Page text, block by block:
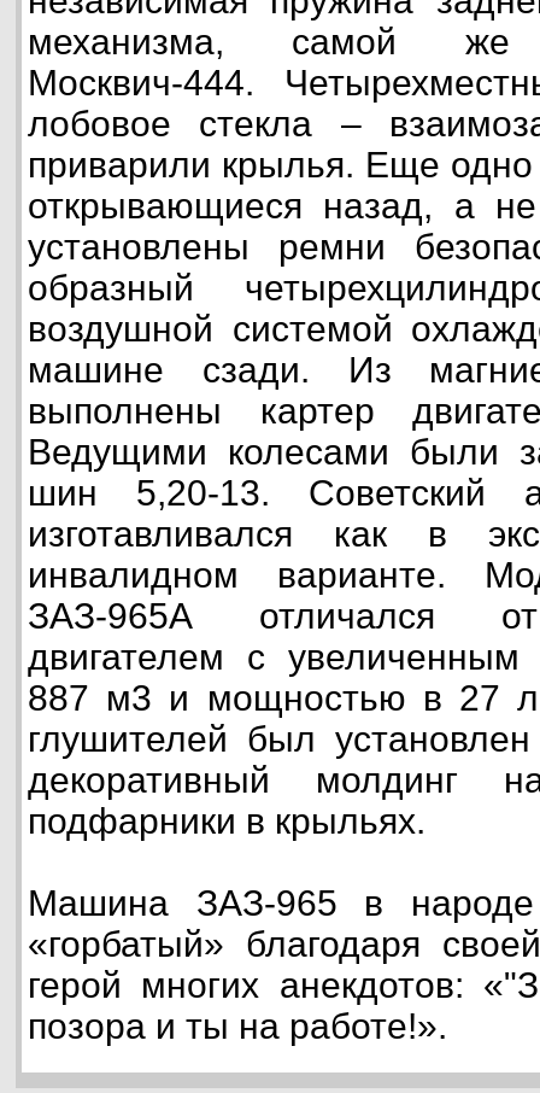
механизма, самой же
Москвич-444.
лобовое стекла –
приварили крылья. Еще
открывающиеся назад, а
установлены ремни
образный
воздушной системой
машине сзади. Из
выполнены картер
Ведущими колесами были
шин 5,20-13. Советский
изготавливался как в
инвалидном варианте.
ЗАЗ-965А отличался от
двигателем с
887 м3 и мощностью в 27
глушителей был
декоративный молдинг
подфарники в крыльях.
Машина ЗАЗ-965 в народе
«горбатый» благодаря
герой многих анекдотов:
позора и ты на работе!».